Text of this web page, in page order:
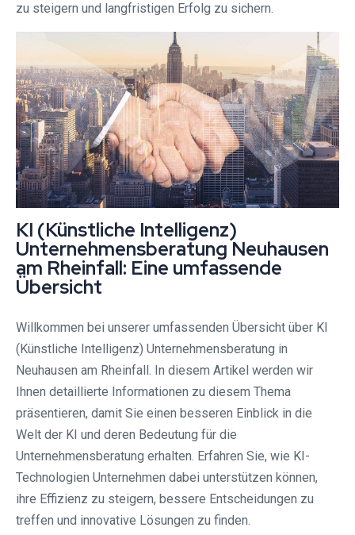
zu steigern und langfristigen Erfolg zu sichern.
KI (Künstliche Intelligenz)
Unternehmensberatung Neuhausen
am Rheinfall: Eine umfassende
Übersicht
Willkommen bei unserer umfassenden Übersicht über KI
(Künstliche Intelligenz) Unternehmensberatung in
Neuhausen am Rheinfall. In diesem Artikel werden wir
Ihnen detaillierte Informationen zu diesem Thema
präsentieren, damit Sie einen besseren Einblick in die
Welt der KI und deren Bedeutung für die
Unternehmensberatung erhalten. Erfahren Sie, wie KI-
Technologien Unternehmen dabei unterstützen können,
ihre Effizienz zu steigern, bessere Entscheidungen zu
treffen und innovative Lösungen zu finden.